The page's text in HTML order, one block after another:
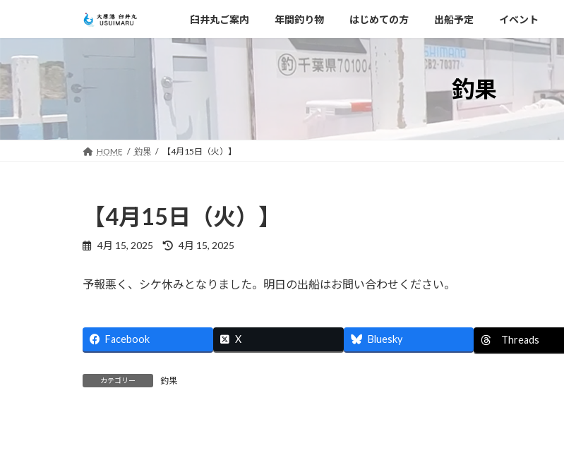
テ
ン
ツ
へ
キ
ッ
ゲ
ー
シ
ョ
に
移
臼井丸ご案内 年間釣り物 はじめての方 出船予定 イベント
釣果
HOME 釣果 【4月15日（火）】
【4月15日（火）】
4月 15, 2025
最
新
:
4月 15, 2025
予報悪く、シケ休みとなりました。明日の出船はお問い合わせください。
Facebook X Bluesky Threads
カテゴリー 釣果